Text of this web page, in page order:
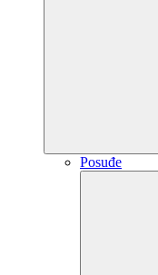
Posuđe